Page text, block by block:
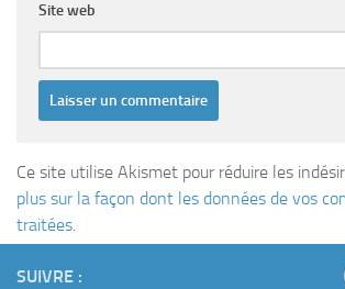
Site web
Ce site utilise Akismet pour réduire les
plus sur la façon dont les données de vos
traitées.
SUIVRE :